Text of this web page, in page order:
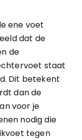
ene voet
dat de
de
staat
Dit betekent
dan de
voor je
nodig die
tegen